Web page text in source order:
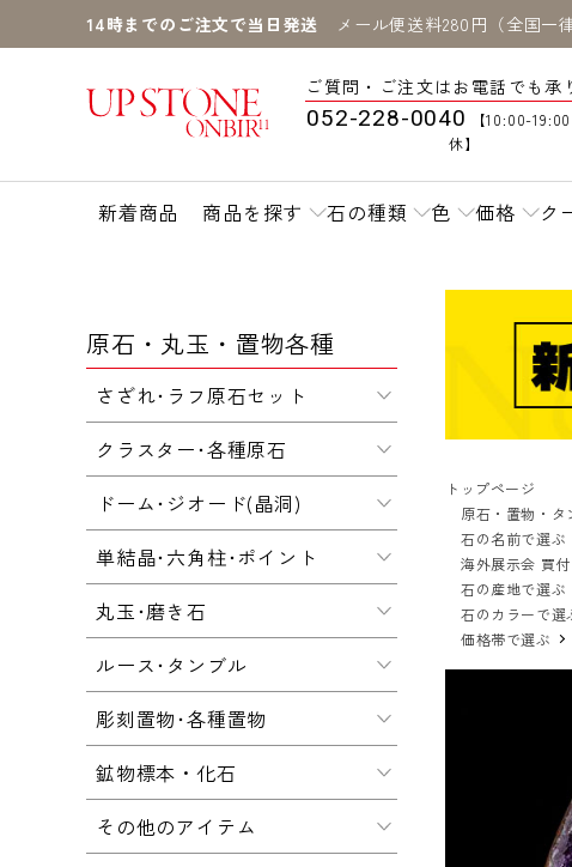
14時までのご注文で当日発送 メール便送料280円（全国一
ご質問・ご注文はお電話でも承
052-228-0040
【10:00-
休】
新着商品 商品を探す 石の種類 色 価格 ク
トップページ
原石・置物・タ
石の名前で選ぶ
海外展示会 買
石の産地で選ぶ
石のカラーで選
価格帯で選ぶ
原石・丸玉・置物各種
さざれ･ラフ原石セット
クラスター･各種原石
ドーム･ジオード(晶洞)
単結晶･六角柱･ポイント
丸玉･磨き石
ルース･タンブル
彫刻置物･各種置物
鉱物標本・化石
その他のアイテム